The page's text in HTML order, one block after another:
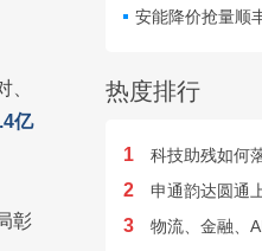
亿
彰
热度排行
1 科技助残如何
2 申通韵达圆通上
3
物流、金融、AI